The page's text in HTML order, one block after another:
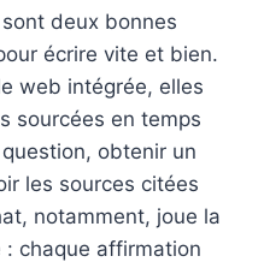
deux bonnes
écrire vite et bien.
web intégrée, elles
sourcées en temps
obtenir un
les sources citées
notamment, joue la
chaque affirmation